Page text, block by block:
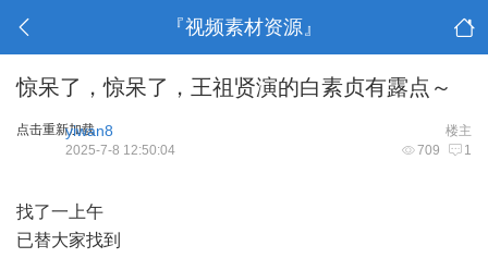
『视频素材资源』
惊呆了，惊呆了，王祖贤演的白素贞有露点～
点击重新加载 楼主
yiwan8
709 1
2025-7-8 12:50:04
找了一上午
已替大家找到